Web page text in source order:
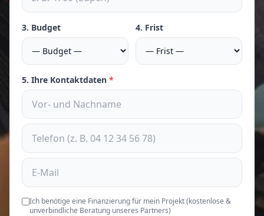
3. Budget 4. Frist
5. Ihre Kontaktdaten *
Ich benötige eine Finanzierung für mein Projekt (kostenlose &
unverbindliche Beratung unseres Partners)